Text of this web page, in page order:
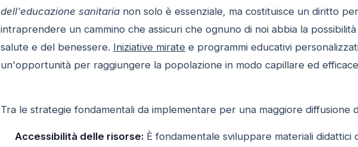
dell'educazione sanitarianon solo è essenziale, ma costituisce un diritto
intraprendere un cammino che assicuri che ognuno di noi abbia la
salute e del benessere. Iniziative miratee programmi educativi
un'opportunità per raggiungere la popolazione in modo capillare ed
Tra le strategie fondamentali da implementare per una maggiore diffusione
Accessibilità delle risorse:È fondamentale sviluppare materiali didattici